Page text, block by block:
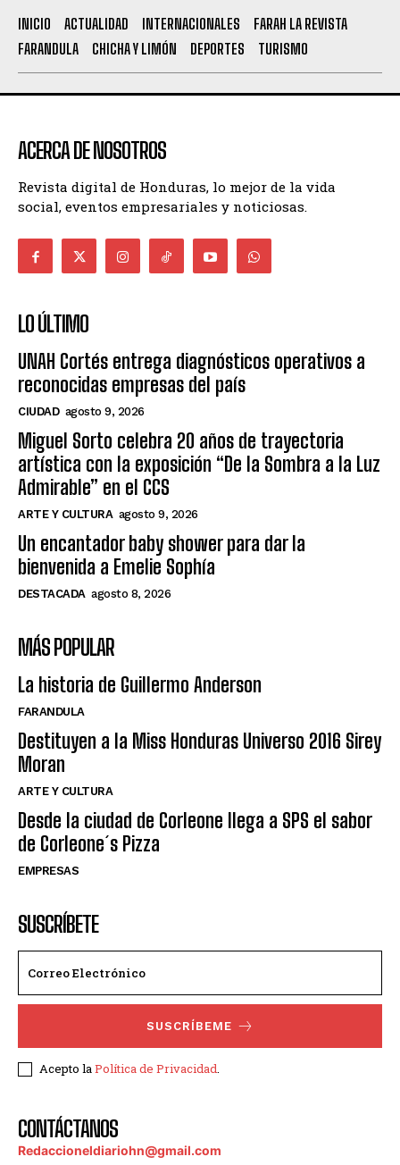
INICIO ACTUALIDAD INTERNACIONALES
FARAH LA REVISTA
FARANDULA
CHICHA Y LIMÓN DEPORTES TURISMO
ACERCA DE NOSOTROS
Revista digital de Honduras, lo mejor de la vida
social, eventos empresariales y noticiosas.
LO ÚLTIMO
UNAH Cortés entrega diagnósticos operativos a
reconocidas empresas del país
CIUDAD agosto 9, 2026
Miguel Sorto celebra 20 años de trayectoria
artística con la exposición “De la Sombra a la Luz
Admirable” en el CCS
ARTE Y CULTURA agosto 9, 2026
Un encantador baby shower para dar la
bienvenida a Emelie Sophía
DESTACADA agosto 8, 2026
MÁS POPULAR
La historia de Guillermo Anderson
FARANDULA
Destituyen a la Miss Honduras Universo 2016 Sirey
Moran
ARTE Y CULTURA
Desde la ciudad de Corleone llega a SPS el sabor
de Corleone´s Pizza
EMPRESAS
SUSCRÍBETE
SUSCRÍBEME
Acepto laPolítica de Privacidad.
CONTÁCTANOS
Redaccioneldiariohn@gmail.com